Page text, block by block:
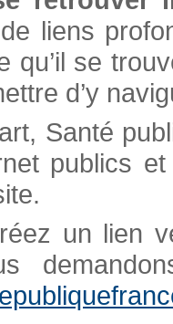
liens
qu’il se
d’y
Santé
publics
un lien